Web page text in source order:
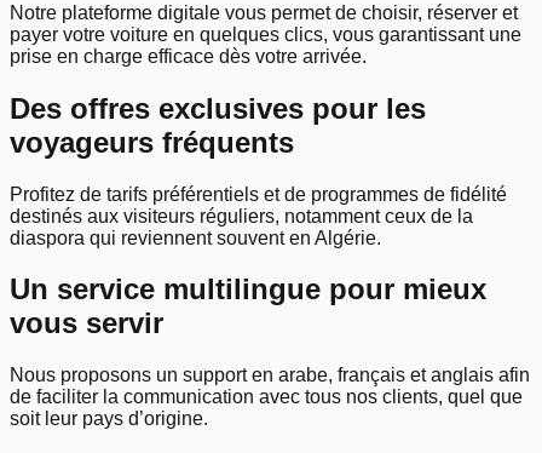
Notre plateforme digitale vous permet de choisir, réserver et
payer votre voiture en quelques clics, vous garantissant une
prise en charge efficace dès votre arrivée.
Des offres exclusives pour les
voyageurs fréquents
Profitez de tarifs préférentiels et de programmes de fidélité
destinés aux visiteurs réguliers, notamment ceux de la
diaspora qui reviennent souvent en Algérie.
Un service multilingue pour mieux
vous servir
Nous proposons un support en arabe, français et anglais afin
de faciliter la communication avec tous nos clients, quel que
soit leur pays d’origine.